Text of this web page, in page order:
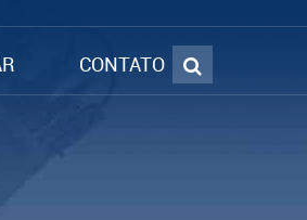
CONTATO